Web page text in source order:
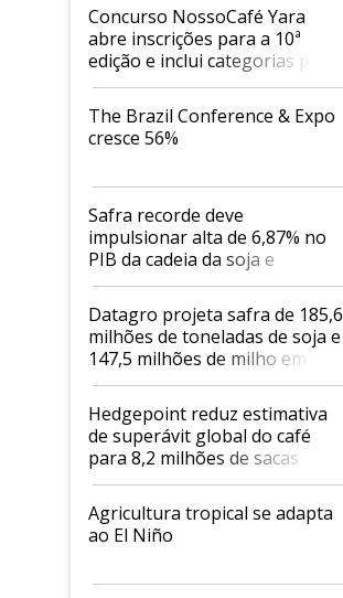
Concurso NossoCafé Yara
abre inscrições para a 10ª
edição e inclui categorias para
cafés Canephora
The Brazil Conference & Expo
cresce 56%
Safra recorde deve
impulsionar alta de 6,87% no
PIB da cadeia da soja e
biodiesel em 2026
Datagro projeta safra de 185,6
milhões de toneladas de soja e
147,5 milhões de milho em
2026/27
Hedgepoint reduz estimativa
de superávit global do café
para 8,2 milhões de sacas
Agricultura tropical se adapta
ao El Niño